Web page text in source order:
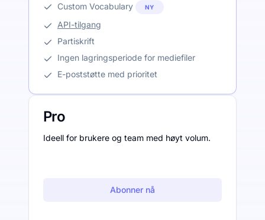
Custom Vocabulary
NY
API-tilgang
Partiskrift
Ingen lagringsperiode for mediefiler
E-poststøtte med prioritet
Pro
Ideell for brukere og team med høyt volum.
Abonner nå